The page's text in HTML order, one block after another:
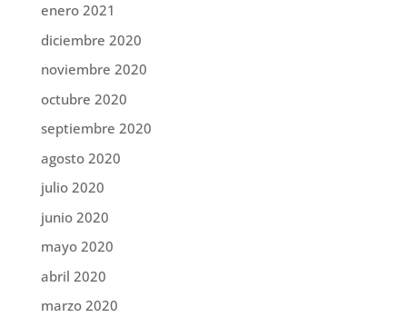
enero 2021
diciembre 2020
noviembre 2020
octubre 2020
septiembre 2020
agosto 2020
julio 2020
junio 2020
mayo 2020
abril 2020
marzo 2020